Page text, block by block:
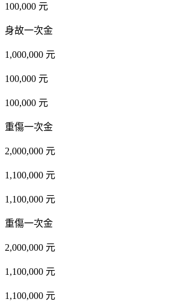
100,000 元
身故一次金
1,000,000 元
100,000 元
100,000 元
重傷一次金
2,000,000 元
1,100,000 元
1,100,000 元
重傷一次金
2,000,000 元
1,100,000 元
1,100,000 元